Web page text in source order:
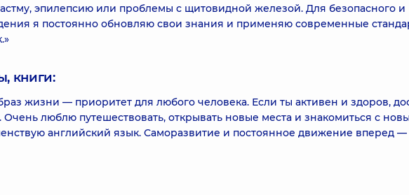
эпилепсию или проблемы с щитовидной железой. Для безопасного и
я постоянно обновляю свои знания и применяю современные
книги:
жизни — приоритет для любого человека. Если ты активен и здоров,
Очень люблю путешествовать, открывать новые места и знакомиться с
английский язык. Саморазвитие и постоянное движение вперед